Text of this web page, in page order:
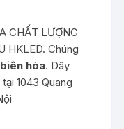
CHẤT LƯỢNG
HKLED. Chúng
hòa. Dây
1043 Quang